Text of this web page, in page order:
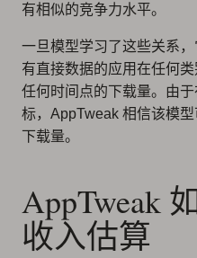
有相似的竞争力水平。
一旦模型学习了这些关系
有直接数据的应用在任何
任何时间点的下载量。由
标，AppTweak 相信该模
下载量。
AppTweak
收入估算